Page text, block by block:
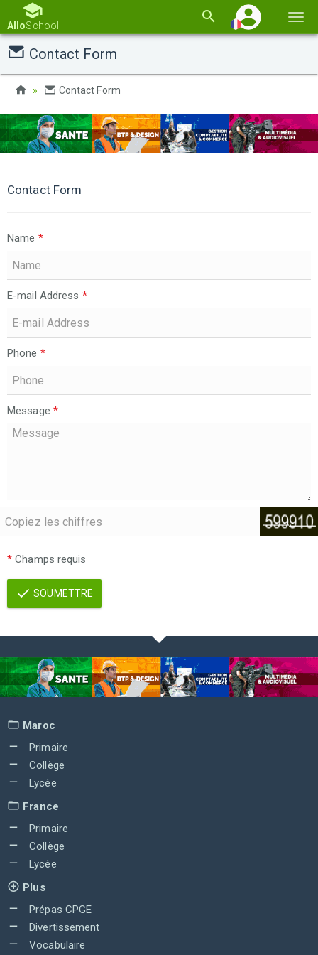
la
AlloSchool
Contact Form
Contact Form
Contact Form
Name *
E-mail Address *
Phone *
Message *
* Champs requis
SOUMETTRE
Maroc
Primaire
Collège
Lycée
France
Primaire
Collège
Lycée
Plus
Prépas CPGE
Divertissement
Vocabulaire